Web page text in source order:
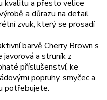
kvalitu a přesto velice
a důrazu na detail
zvuk, který se prosadí
barvě Cherry Brown s
javorová a struník z
příslušenství, ke
popruhy, smyčec a
potřebujete.